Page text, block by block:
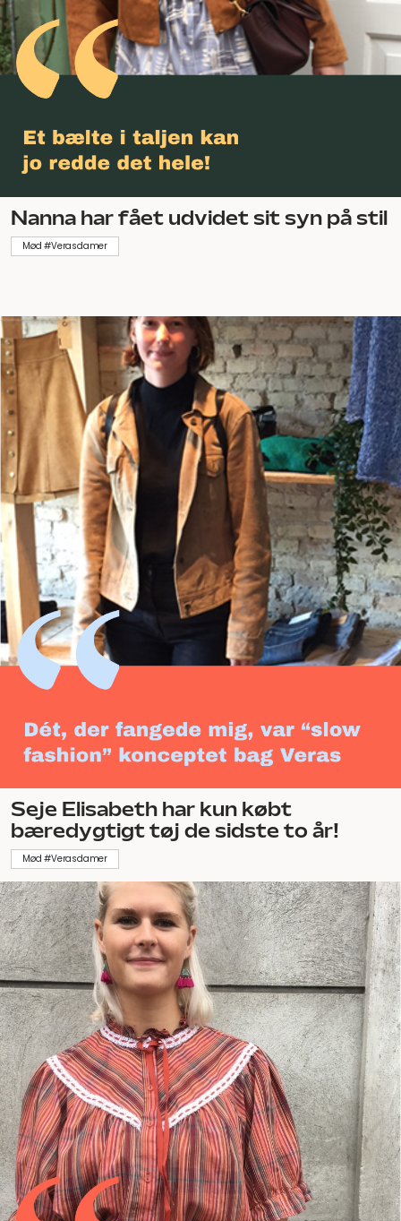
Nanna har fået udvidet sit syn på stil
Mød #Verasdamer
Seje Elisabeth har kun købt
bæredygtigt tøj de sidste to år!
Mød #Verasdamer